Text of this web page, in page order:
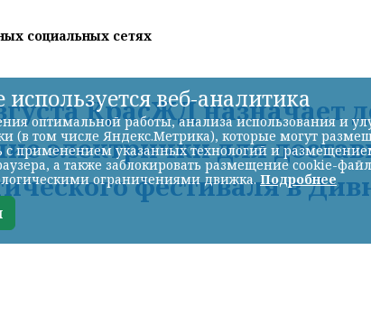
социальных сетях
КрасЖД назначает
электрички для
фестиваля в
используется веб-аналитика
оптимальной работы, анализа использования и
(в том числе Яндекс.Метрика), которые могут
с применением указанных технологий и
а также заблокировать размещение cookie-
ограничениями движка.Подробнее